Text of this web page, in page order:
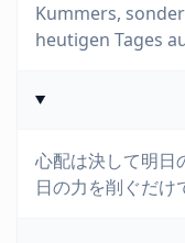
Kummers,
heutigen Tages
心配は決して明日
日の力を削ぐだけ